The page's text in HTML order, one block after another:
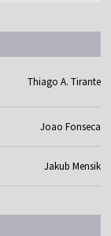
Thiago A. Tirante
Joao Fonseca
Jakub Mensik